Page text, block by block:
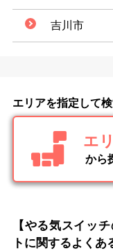
吉川市
エリアを指定して
エ
から
【やる気スイッ
トに関するよくあ